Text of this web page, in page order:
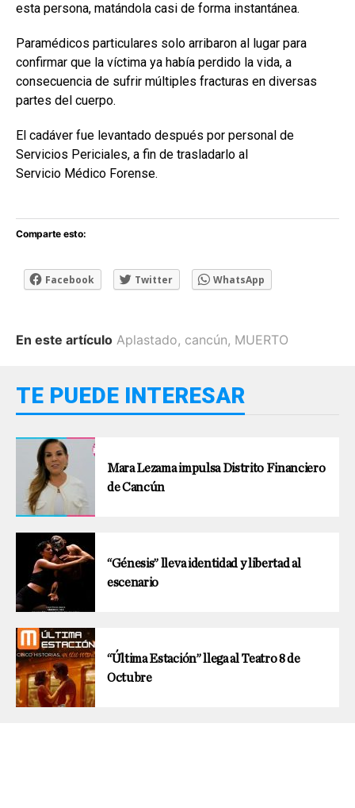
esta persona, matándola casi de forma instantánea.
Paramédicos particulares solo arribaron al lugar para
confirmar que la víctima ya había perdido la vida, a
consecuencia de sufrir múltiples fracturas en diversas
partes del cuerpo.
El cadáver fue levantado después por personal de
Servicios Periciales, a fin de trasladarlo al
Servicio Médico Forense.
Comparte esto:
Facebook Twitter WhatsApp
En este artículo Aplastado, cancún, MUERTO
TE PUEDE INTERESAR
Mara Lezama impulsa Distrito Financiero
de Cancún
“Génesis” lleva identidad y libertad al
escenario
“Última Estación” llega al Teatro 8 de
Octubre